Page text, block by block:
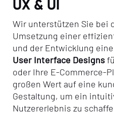
UX & UI
Wir unterstützen Sie bei
Umsetzung einer
und der Entwicklung
User Interface Designs
oder Ihre E-Commerce-
großen Wert auf eine
Gestaltung, um ein
Nutzererlebnis zu